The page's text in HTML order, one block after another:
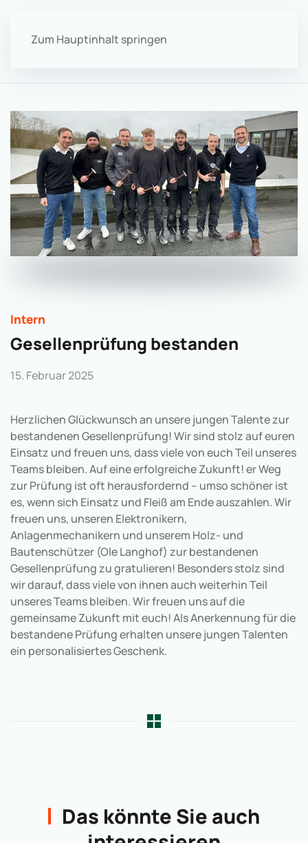
Zum Hauptinhalt springen
Intern
Gesellenprüfung bestanden
15. Februar 2025
Herzlichen Glückwunsch an unsere jungen Talente zur
bestandenen Gesellenprüfung! Wir sind stolz auf euren
Einsatz und freuen uns, dass viele von euch Teil unseres
Teams bleiben. Auf eine erfolgreiche Zukunft! er Weg
zur Prüfung ist oft herausfordernd – umso schöner ist
es, wenn sich Einsatz und Fleiß am Ende auszahlen. Wir
freuen uns, unseren Elektronikern,
Anlagenmechanikern und unserem Holz- und
Bautenschützer (Ole Langhof) zur bestandenen
Gesellenprüfung zu gratulieren! Besonders stolz sind
wir darauf, dass viele von ihnen auch weiterhin Teil
unseres Teams bleiben. Wir freuen uns auf die
gemeinsame Zukunft mit euch! Als Anerkennung für die
bestandene Prüfung erhalten unsere jungen Talenten
ein personalisiertes Geschenk.
Das könnte Sie auch